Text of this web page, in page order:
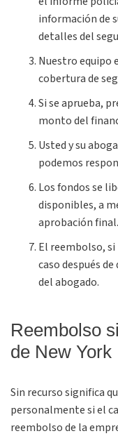
información de
detalles del
Nuestro equipo
cobertura de
Si se aprueba,
monto del
Usted y su
podemos
Los fondos se
disponibles, a
aprobación final.
El reembolso,
caso después
del abogado.
Reembolso
de New York
Sin recurso significa
personalmente si el
reembolso de la